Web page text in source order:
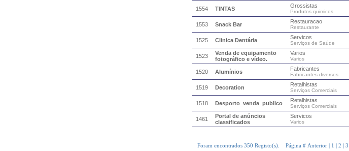
1554 TINTAS Grossistas
Produtos quimicos
1553 Snack Bar Restauracao
Restaurante
1525 Clinica Dentária Servicos
Serviços de Saúde
1523
Venda de equipamento
fotográfico e vídeo.
Varios
Varios
1520 Alumínios Fabricantes
Fabricantes diversos
1519 Decoration Retalhistas
Serviços Comerciais
1518 Desporto_venda_publico Retalhistas
Serviços Comerciais
1461
Portal de anúncios
classificados
Servicos
Varios
Foram encontrados 350 Registo(s). Página # Anterior | 1 | 2 | 3